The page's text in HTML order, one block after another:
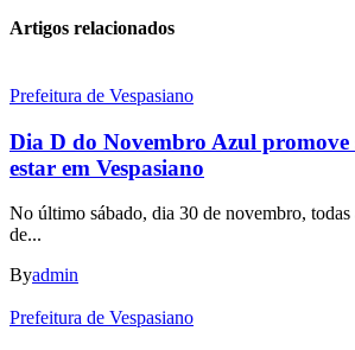
Artigos relacionados
Prefeitura de Vespasiano
Dia D do Novembro Azul promove
estar em Vespasiano
No último sábado, dia 30 de novembro, todas
de...
Byadmin
Prefeitura de Vespasiano